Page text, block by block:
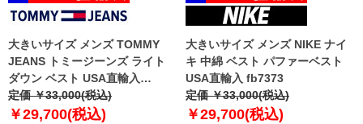
大きいサイズ メンズ TOMMY
JEANS トミージーンズ ライト
ダウン ベスト USA直輸入
dm0dm21777
定価 ￥33,000(税込)
￥29,700(税込)
大きいサイズ メンズ NIKE ナイ
キ 中綿 ベスト パファーベスト
USA直輸入 fb7373
定価 ￥33,000(税込)
￥29,700(税込)